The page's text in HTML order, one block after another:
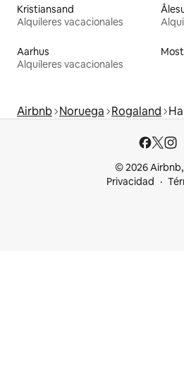
Kristiansand
Alquileres vacacionales
Aarhus
Alquileres vacacionales
Airbnb Noruega Rogaland
© 2026 Airbnb,
Privacidad